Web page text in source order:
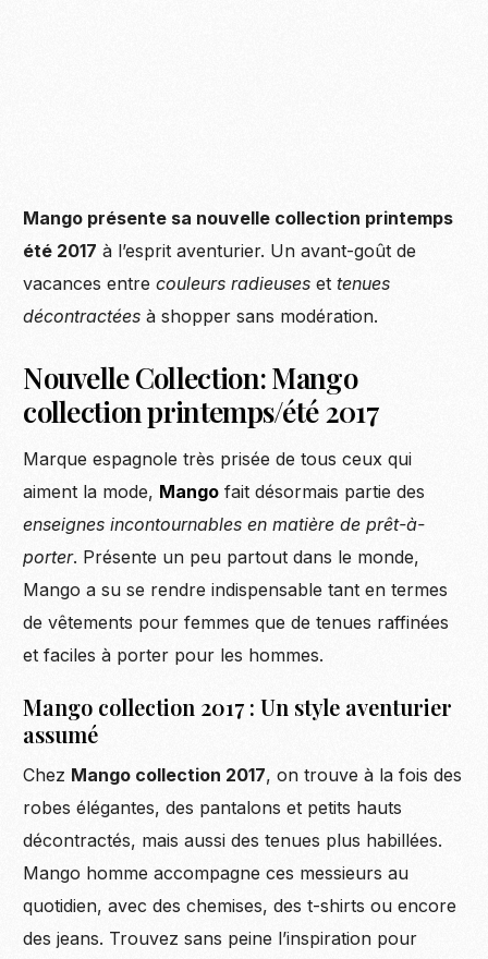
Mango présente sa nouvelle collection printemps
été 2017 à l’esprit aventurier. Un avant-goût de
vacances entrecouleurs radieuses ettenues
décontractées à shopper sans modération.
Nouvelle Collection: Mango
collection printemps/été 2017
Marque espagnole très prisée de tous ceux qui
aiment la mode, Mango fait désormais partie des
enseignes incontournables en matière de prêt-à-
porter. Présente un peu partout dans le monde,
Mango a su se rendre indispensable tant en termes
de vêtements pour femmes que de tenues raffinées
et faciles à porter pour les hommes.
Mango collection 2017 : Un style aventurier
assumé
Chez Mango collection 2017, on trouve à la fois des
robes élégantes, des pantalons et petits hauts
décontractés, mais aussi des tenues plus habillées.
Mango homme accompagne ces messieurs au
quotidien, avec des chemises, des t-shirts ou encore
des jeans. Trouvez sans peine l’inspiration pour